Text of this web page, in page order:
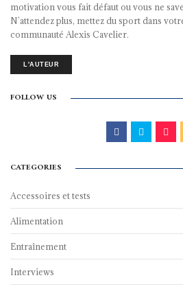
motivation vous fait défaut ou vous ne
N’attendez plus, mettez du sport dans
communauté Alexis Cavelier.
L'AUTEUR
FOLLOW US
CATEGORIES
Accessoires et tests
Alimentation
Entraînement
Interviews